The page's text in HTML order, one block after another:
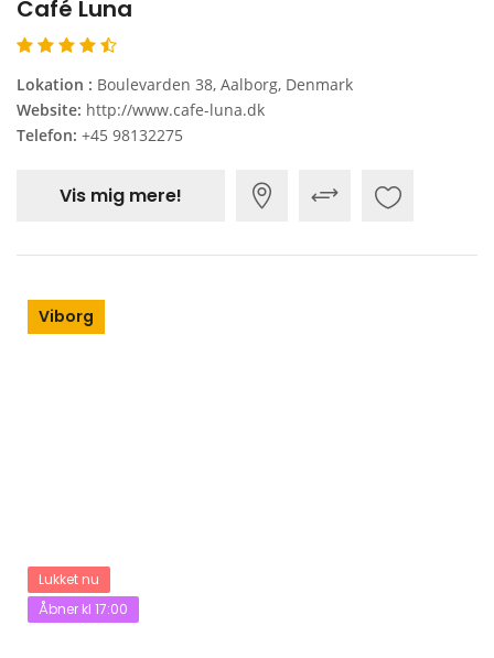
Café Luna
Lokation : Boulevarden 38, Aalborg, Denmark
Website: http://www.cafe-luna.dk
Telefon: +45 98132275
Vis mig mere!
Viborg
Lukket nu
Åbner kl 17:00